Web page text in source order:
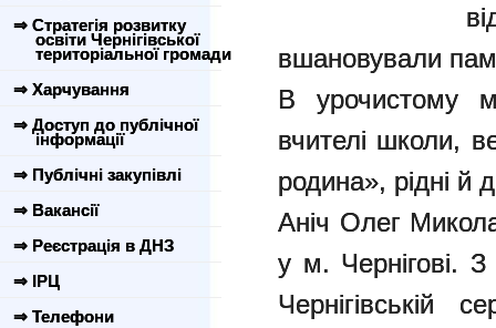
⇒ Стратегія розвитку
освіти Чернігівської
територіальної громади
⇒ Харчування
⇒ Доступ до публічної
інформації
⇒ Публічні закупівлі
⇒ Вакансії
⇒ Реєстрація в ДНЗ
⇒ ІРЦ
⇒ Телефони
вшановували
В урочистому
вчителі школи,
родина», рідні й
Аніч Олег
у м. Чернігові.